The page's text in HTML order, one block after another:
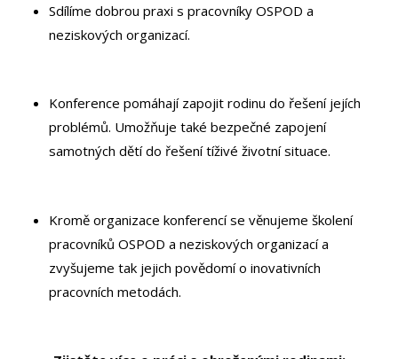
Sdílíme dobrou praxi s pracovníky OSPOD a
neziskových organizací.
Konference pomáhají zapojit rodinu do řešení jejích
problémů. Umožňuje také bezpečné zapojení
samotných dětí do řešení tíživé životní situace.
Kromě organizace konferencí se věnujeme školení
pracovníků OSPOD a neziskových organizací a
zvyšujeme tak jejich povědomí o inovativních
pracovních metodách.